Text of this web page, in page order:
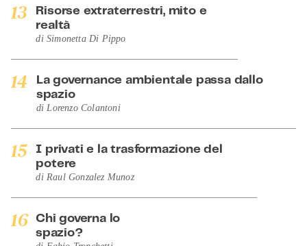
13
Risorse extraterrestri, mito e
realtà
di Simonetta Di Pippo
14
La governance ambientale passa dallo
spazio
di Lorenzo Colantoni
15
I privati e la trasformazione del
potere
di Raul Gonzalez Munoz
16
Chi governa lo
spazio?